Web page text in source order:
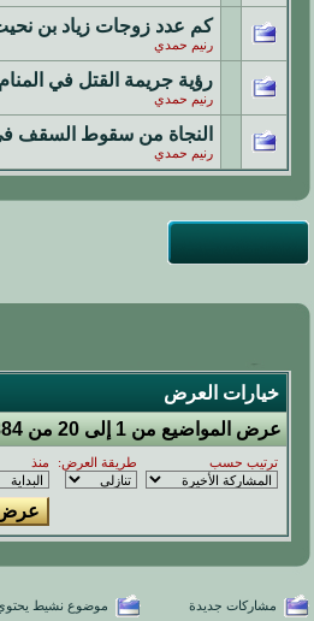
كم عدد زوجات زياد بن
رنيم حمدي
رؤية جريمة القتل في المنام
رنيم حمدي
النجاة من سقوط السقف
رنيم حمدي
خيارات العرض
عرض المواضيع من 1 إلى 20 من 384
ترتيب حسب طريقة العرض: منذ
مشاركات جديدة موضوع نشيط